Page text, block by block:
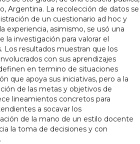
Argentina. La recolección de datos se
de un cuestionario ad hoc y
experiencia, asimismo, se usó una
la investigación para valorar el
resultados muestran que los
con sus aprendizajes
en termino de situaciones
que apoya sus iniciativas, pero a la
de las metas y objetivos de
lineamientos concretos para
a socavar los
de la mano de un estilo docente
la toma de decisiones y con